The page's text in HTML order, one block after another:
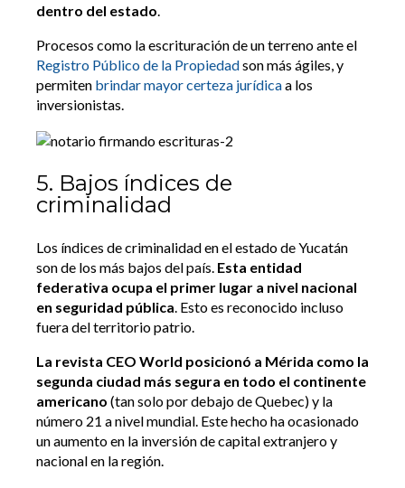
dentro del estado.
Procesos como la escrituración de un terreno ante el
Registro Público de la Propiedadson más ágiles, y
permiten brindar mayor certeza jurídicaa los
inversionistas.
5. Bajos índices de
criminalidad
Los índices de criminalidad en el estado de Yucatán
son de los más bajos del país. Esta entidad
federativa ocupa el primer lugar a nivel nacional
en seguridad pública. Esto es reconocido incluso
fuera del territorio patrio.
La revista CEO World posicionó a Mérida como la
segunda ciudad más segura en todo el continente
americano (tan solo por debajo de Quebec) y la
número 21 a nivel mundial. Este hecho ha ocasionado
un aumento en la inversión de capital extranjero y
nacional en la región.